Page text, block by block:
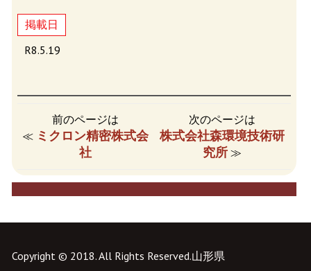
掲載日
R8.5.19
前のページは
≪ ミクロン精密株式会
社
次のページは
株式会社森環境技術研
究所 ≫
Copyright © 2018. All Rights Reserved.山形県